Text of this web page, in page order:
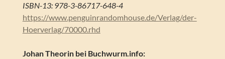
ISBN-13: 978-3-86717-648-4
https://www.penguinrandomhouse.de/Verlag/der-
Hoerverlag/70000.rhd
Johan Theorin bei Buchwurm.info: